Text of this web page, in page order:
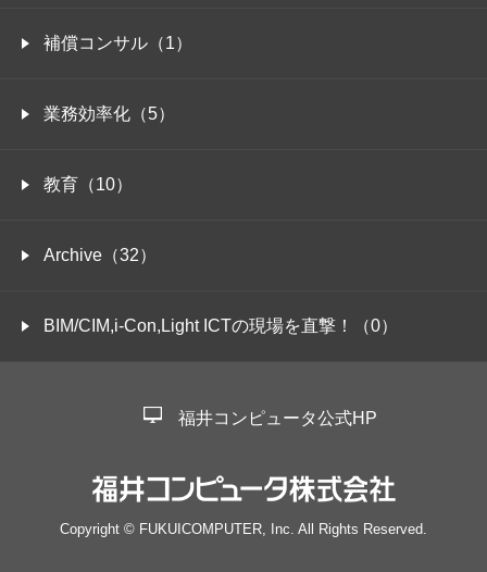
補償コンサル（1）
業務効率化（5）
教育（10）
Archive（32）
BIM/CIM,i-Con,Light ICTの現場を直撃！（0）
福井コンピュータ公式HP
Copyright © FUKUICOMPUTER, Inc. All Rights Reserved.